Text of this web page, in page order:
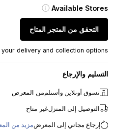
Available Stores
التحقق من المتجر المتاح
delivery and collection options
التسليم والإرجاع
تسوق أونلاين وأستلممن المعرض
التوصيل إلى المنزلغير متاح
إرجاع مجاني إلى المعرضمزيد من